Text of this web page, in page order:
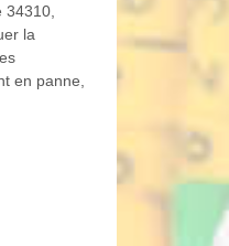
la
en panne,